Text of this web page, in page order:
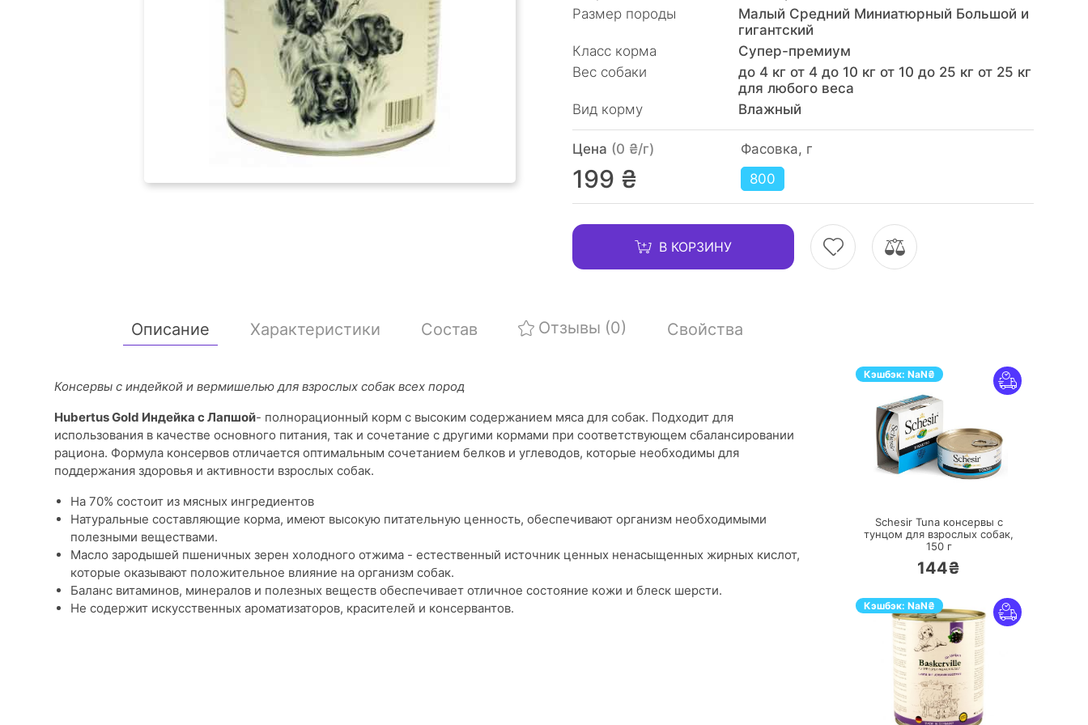
Размер породы
Малый Средний Миниатюрный Большой и
гигантский
Класс корма
Супер-премиум
Вес собаки
до 4 кг от 4 до 10 кг от 10 до 25 кг от 25 кг
для любого веса
Вид корму
Влажный
Цена (0 ₴/г)
199 ₴
Фасовка, г
800
В КОРЗИНУ
Описание Характеристики Состав Отзывы (0) Свойства
Консервы с индейкой и вермишелью для взрослых собак всех пород
Hubertus Gold Индейка с Лапшой- полнорационный корм с высоким содержанием мяса для собак. Подходит для
использования в качестве основного питания, так и сочетание с другими кормами при соответствующем сбалансировании
рациона. Формула консервов отличается оптимальным сочетанием белков и углеводов, которые необходимы для
поддержания здоровья и активности взрослых собак.
На 70% состоит из мясных ингредиентов
Натуральные составляющие корма, имеют высокую питательную ценность, обеспечивают организм необходимыми
полезными веществами.
Масло зародышей пшеничных зерен холодного отжима - естественный источник ценных ненасыщенных жирных кислот,
которые оказывают положительное влияние на организм собак.
Баланс витаминов, минералов и полезных веществ обеспечивает отличное состояние кожи и блеск шерсти.
Не содержит искусственных ароматизаторов, красителей и консервантов.
Кэшбэк: NaN₴
Schesir Tuna консервы с
тунцом для взрослых собак,
150 г
144₴
Кэшбэк: NaN₴
ПЕРЕЙТИ